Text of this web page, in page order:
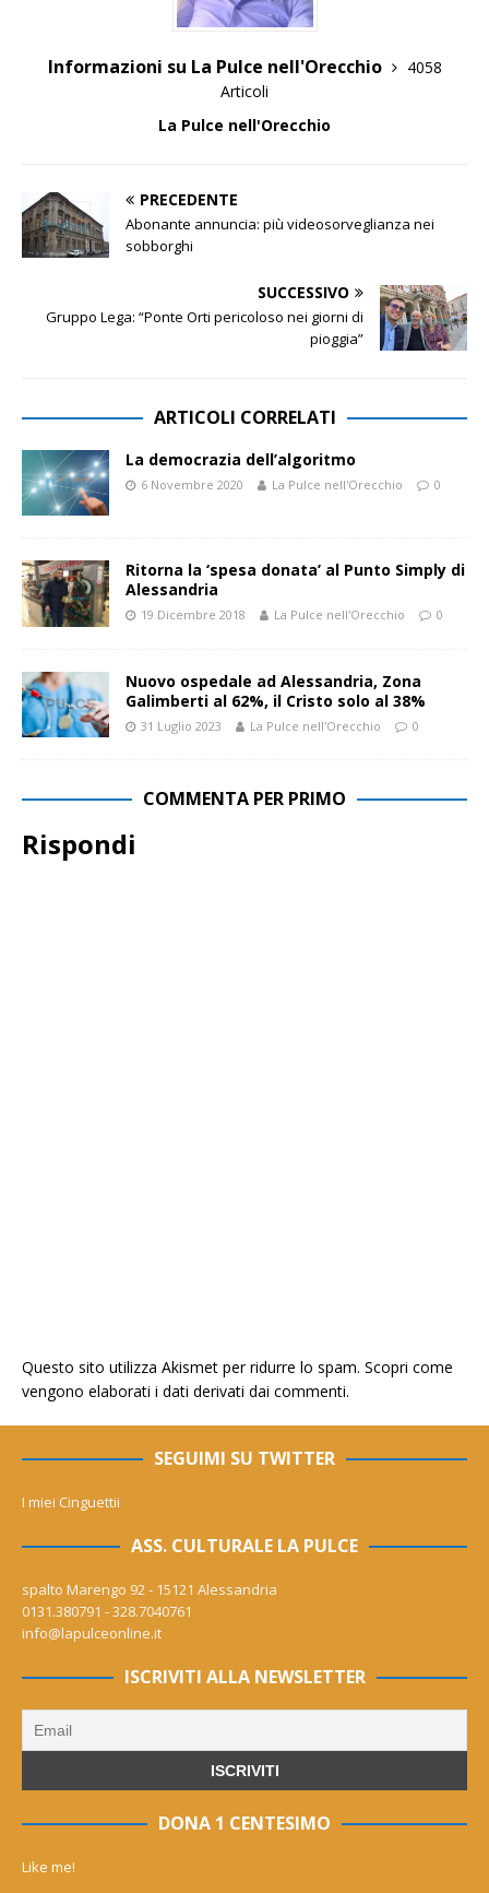
Informazioni su La Pulce nell'Orecchio
4058
Articoli
La Pulce nell'Orecchio
PRECEDENTE
Abonante annuncia: più videosorveglianza nei
sobborghi
SUCCESSIVO
Gruppo Lega: “Ponte Orti pericoloso nei giorni di
pioggia”
ARTICOLI CORRELATI
La democrazia dell’algoritmo
6 Novembre 2020 La Pulce nell'Orecchio 0
Ritorna la ‘spesa donata’ al Punto Simply di
Alessandria
19 Dicembre 2018 La Pulce nell'Orecchio 0
Nuovo ospedale ad Alessandria, Zona
Galimberti al 62%, il Cristo solo al 38%
31 Luglio 2023 La Pulce nell'Orecchio 0
COMMENTA PER PRIMO
Rispondi
Questo sito utilizza Akismet per ridurre lo spam. Scopri come
vengono elaborati i dati derivati dai commenti.
SEGUIMI SU TWITTER
I miei Cinguettii
ASS. CULTURALE LA PULCE
spalto Marengo 92 - 15121 Alessandria
0131.380791 - 328.7040761
info@lapulceonline.it
ISCRIVITI ALLA NEWSLETTER
DONA 1 CENTESIMO
Like me!